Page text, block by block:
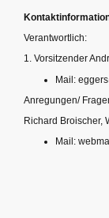
Verantwortlich:
1. Vorsitzender
Mail:
Anregungen/
Richard Broischer,
Mail: